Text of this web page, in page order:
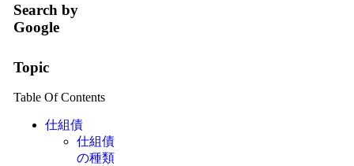
Search by
Google
Topic
Table Of Contents
仕組債
仕組債
の種類